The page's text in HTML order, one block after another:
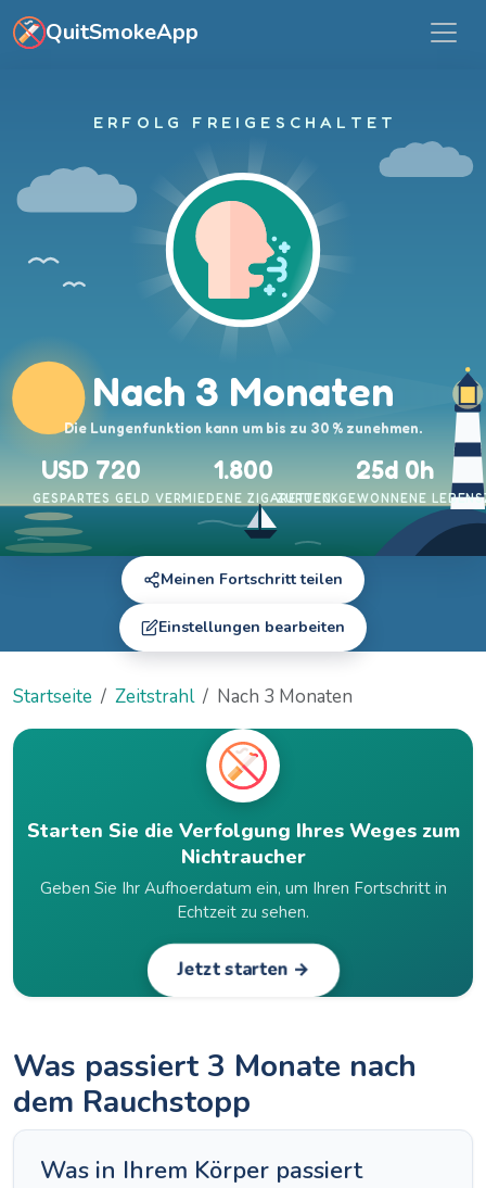
Zum Hauptinhalt springen
QuitSmokeApp
ERFOLG FREIGESCHALTET
Nach 3 Monaten
Die Lungenfunktion kann um bis zu 30 % zunehmen.
USD 720 1.800 25d 0h
GESPARTES GELD VERMIEDENE ZIGARETTENZURUECKGEWONNENE
Meinen Fortschritt teilen
Einstellungen bearbeiten
Startseite Zeitstrahl Nach 3 Monaten
Starten Sie die Verfolgung Ihres Weges zum
Nichtraucher
Geben Sie Ihr Aufhoerdatum ein, um Ihren Fortschritt in
Echtzeit zu sehen.
Jetzt starten →
Was passiert 3 Monate nach
dem Rauchstopp
Was in Ihrem Körper passiert